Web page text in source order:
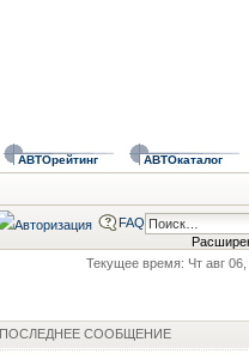
АВТОрейтинг АВТОкаталог
FAQ
Текущее время: Чт авг 06,
ПОСЛЕДНЕЕ СООБЩЕНИЕ